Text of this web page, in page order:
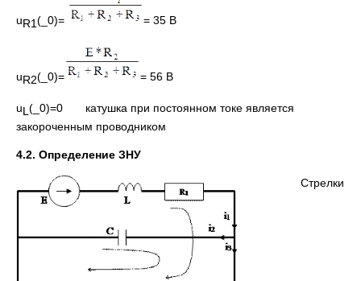
uR1(_0)= = 35 В
uR2(_0)= = 56 В
uL (_0)=0 катушка при постоянном токе является
закороченным проводником
4.2. Определение ЗНУ
Стрелки